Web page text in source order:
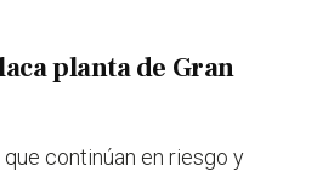
planta de Gran
continúan en riesgo y